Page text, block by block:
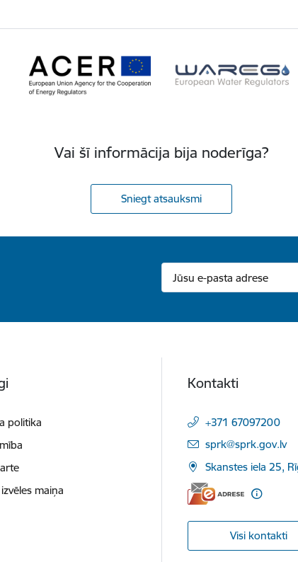
Vai šī informācija bija noderīga?
Sniegt atsauksmi
politika
maiņa
Kontakti
+371 67097200
E-pasts:
sprk@sprk.gov.lv
Skanstes iela 25,
Visi kontakti